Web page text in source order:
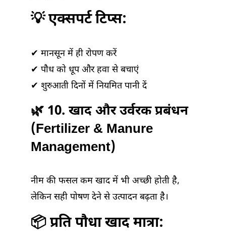
💡 एक्सपर्ट टिप्स:
✔ मानसून में ही रोपण करें
✔ पौध को धूप और हवा से बचाएं
✔ शुरुआती दिनों में नियमित पानी दें
🌿 10. खाद और उर्वरक प्रबंधन
(Fertilizer & Manure
Management)
नीम की फसल कम खाद में भी अच्छी होती है,
लेकिन सही पोषण देने से उत्पादन बढ़ता है।
📦 प्रति पौधा खाद मात्रा: